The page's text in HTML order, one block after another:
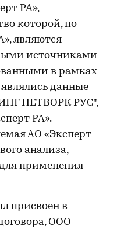
РА»,
которой, по
являются
источниками
в рамках
данные
НЕТВОРК РУС",
РА».
АО «Эксперт
анализа,
применения
присвоен в
ООО